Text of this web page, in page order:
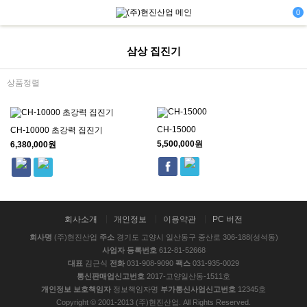
0
삼상 집진기
상품정렬
CH-10000 초강력 집진기
6,380,000원
CH-15000
5,500,000원
회사소개 개인정보 이용약관 PC 버전
회사명 (주)현진산업 주소경기도 고양시 일산동구 중산로 306-188(성석동)
사업자 등록번호 612-81-52668
대표 김근식 전화 031-908-9090 팩스 031-935-0029
통신판매업신고번호 2017-고양일산동-1511호
개인정보 보호책임자 정보책임자명 부가통신사업신고번호 12345호
Copyright © 2001-2013 (주)현진산업. All Rights Reserved.